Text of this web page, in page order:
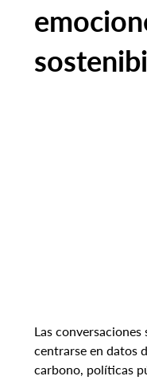
Las
centrarse en datos
carbono, políticas